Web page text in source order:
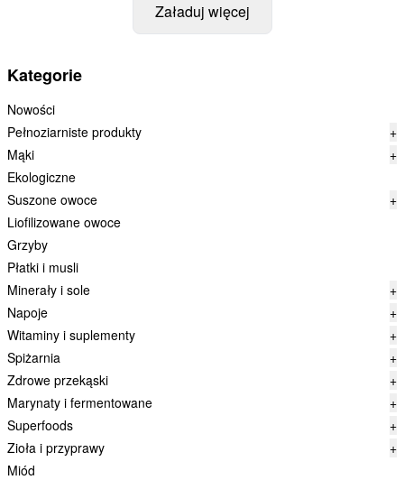
Kategorie
Nowości
Pełnoziarniste produkty
+
Mąki
+
Ekologiczne
Suszone owoce
+
Liofilizowane owoce
Grzyby
Płatki i musli
Minerały i sole
+
Napoje
+
Witaminy i suplementy
+
Spiżarnia
+
Zdrowe przekąski
+
Marynaty i fermentowane
+
Superfoods
+
Zioła i przyprawy
+
Miód
Załaduj więcej